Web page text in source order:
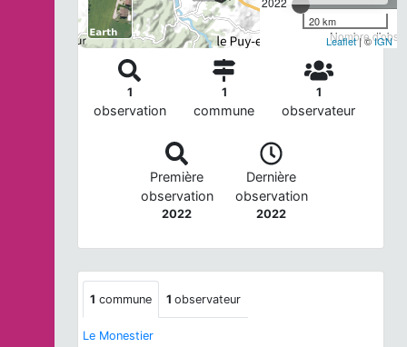
Nombre
20 km
Leaflet| ©IGN
1
observation
1
commune
1
observateur
Première
observation
2022
Dernière
observation
2022
1 commune 1 observateur
Le Monestier